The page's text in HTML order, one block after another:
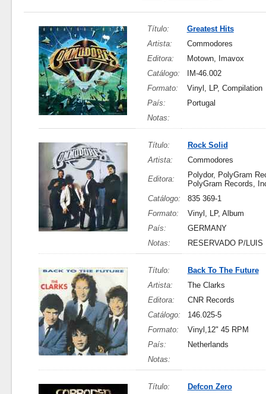
Título:
Greatest Hits
Artista:
Commodores
Editora:
Motown, Imavox
Catálogo:
IM-46.002
Formato:
Vinyl, LP, Compilation
País:
Portugal
Notas:
Título:
Rock Solid
Artista:
Commodores
Editora:
Polydor, PolyGram
PolyGram Records,
Catálogo:
835 369-1
Formato:
Vinyl, LP, Album
País:
GERMANY
Notas:
RESERVADO P/LUIS
Título:
Back To The Future
Artista:
The Clarks
Editora:
CNR Records
Catálogo:
146.025-5
Formato:
Vinyl,12" 45 RPM
País:
Netherlands
Notas:
Título:
Defcon Zero